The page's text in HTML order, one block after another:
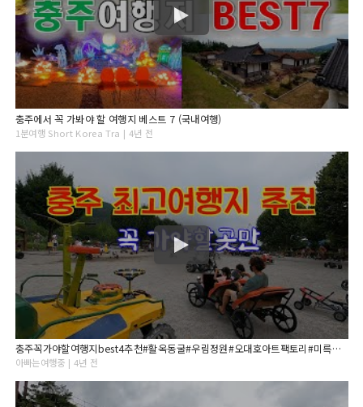
충주에서 꼭 가봐야 할 여행지 베스트 7 (국내여행)
1분여행 Short Korea Tra | 4년 전
충주꼭가야할여행지best4추천#활옥동굴#우림정원#오대호아트팩토리#미륵대원지#충주가을여행#충주가볼만한곳#충주아이와갈만한곳#가을여행하기좋은곳
아빠는여행중 | 4년 전